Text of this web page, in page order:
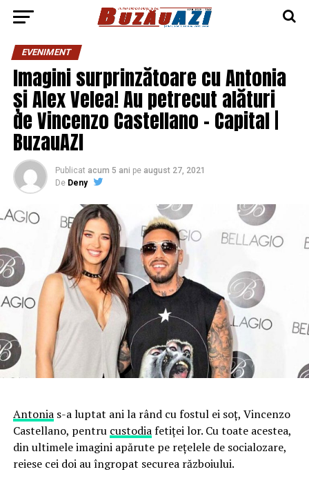
EVENIMENT
Imagini surprinzătoare cu Antonia
și Alex Velea! Au petrecut alături
de Vincenzo Castellano – Capital |
BuzauAZI
Publicat acum 5 ani pe august 27, 2021
De Deny
Antonias-a luptat ani la rând cu fostul ei soț, Vincenzo
Castellano, pentru custodiafetiței lor. Cu toate acestea,
din ultimele imagini apărute pe rețelele de socialozare,
reiese cei doi au îngropat securea războiului.